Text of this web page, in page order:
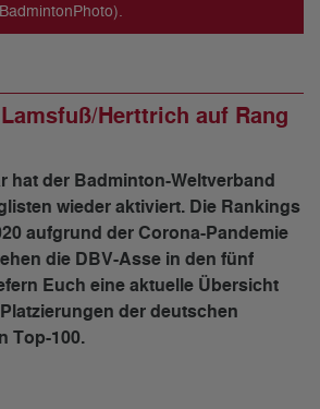
Herttrich auf Rang
hat der Badminton-Weltverband
wieder aktiviert. Die Rankings
aufgrund der Corona-Pandemie
die DBV-Asse in den fünf
Euch eine aktuelle Übersicht
der deutschen
Top-100.